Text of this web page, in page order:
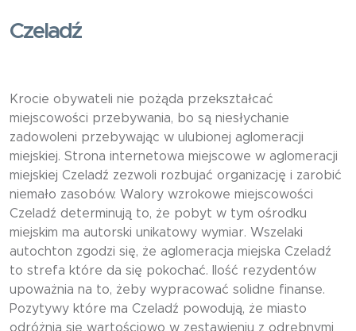
Czeladź
Krocie obywateli nie pożąda przekształcać
miejscowości przebywania, bo są niesłychanie
zadowoleni przebywając w ulubionej aglomeracji
miejskiej. Strona internetowa miejscowe w aglomeracji
miejskiej Czeladź zezwoli rozbujać organizację i zarobić
niemało zasobów. Walory wzrokowe miejscowości
Czeladź determinują to, że pobyt w tym ośrodku
miejskim ma autorski unikatowy wymiar. Wszelaki
autochton zgodzi się, że aglomeracja miejska Czeladź
to strefa które da się pokochać. Ilość rezydentów
upoważnia na to, żeby wypracować solidne finanse.
Pozytywy które ma Czeladź powodują, że miasto
odróżnia się wartościowo w zestawieniu z odrębnymi